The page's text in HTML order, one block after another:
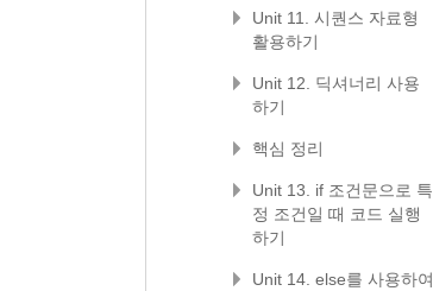
Unit 11. 시퀀스 자료형
활용하기
Unit 12. 딕셔너리 사용
하기
핵심 정리
Unit 13. if 조건문으로 특
정 조건일 때 코드 실행
하기
Unit 14. else를 사용하여